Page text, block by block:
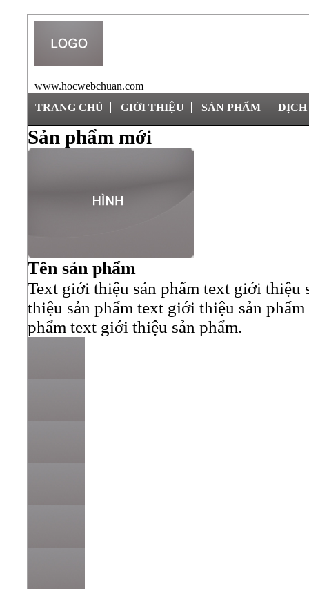
www.hocwebchuan.com
TRANG CHỦ
GIỚI THIỆU SẢN PHẨM DỊCH
Sản phẩm mới
Tên sản phẩm
Text giới thiệu sản phẩm text giới thiệu
thiệu sản phẩm text giới thiệu sản
phẩm text giới thiệu sản phẩm.